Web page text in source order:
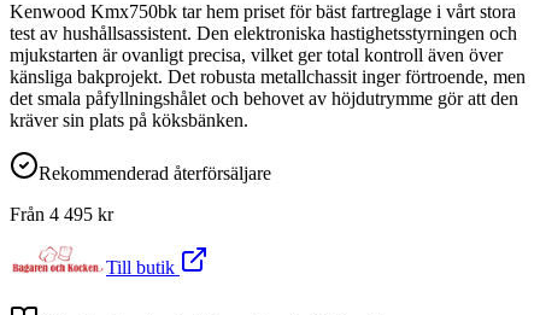
Kenwood Kmx750bk tar hem priset för bäst fartreglage i vårt stora
test av hushållsassistent. Den elektroniska hastighetsstyrningen och
mjukstarten är ovanligt precisa, vilket ger total kontroll även över
känsliga bakprojekt. Det robusta metallchassit inger förtroende, men
det smala påfyllningshålet och behovet av höjdutrymme gör att den
kräver sin plats på köksbänken.
Rekommenderad återförsäljare
Från 4 495 kr
Till butik